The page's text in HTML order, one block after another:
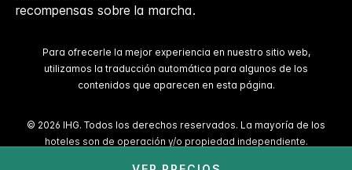
recompensas sobre la marcha.
Para ofrecerle la mejor experiencia en nuestro sitio web,
utilizamos la traducción automática para algunos de los
contenidos que aparecen en esta página.
© 2026 IHG. Todos los derechos reservados. La mayoría de los
hoteles son de operación y/o propiedad independiente.